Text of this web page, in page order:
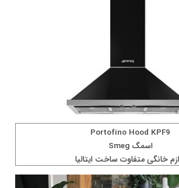
Portofino Hood KPF9
اسمگ Smeg
خانگی متفاوت ساخت ايتاليا